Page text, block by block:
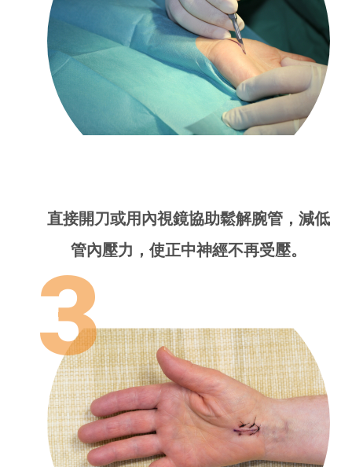
直接開刀或用內視鏡協助鬆解腕管，減低
管內壓力，使正中神經不再受壓。
3